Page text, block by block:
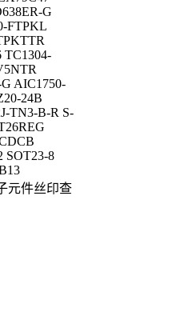
G
FTPKL
TC1304-
AIC1750-
24B
TN3-B-R S-
SOT23-8
元件丝印查